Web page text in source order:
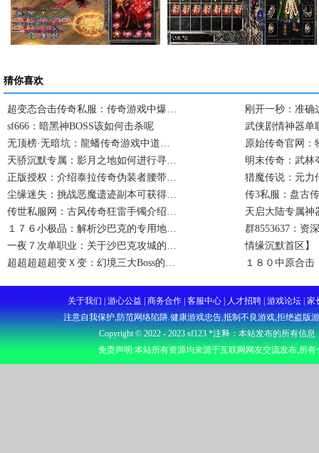
猜你喜欢
超变态合击传奇私服：传奇游戏中爆…
刚开一秒：准
sf666：暗黑神BOSS该如何击杀呢
武侠剧情神器
无顶榜·无暗坑：龍蟠传奇游戏中道…
原始传奇官网
天骄沉默专属：影月之地如何进行寻…
明末传奇：武
正版授权：介绍泰拉传奇伪装者腰带…
猎魔传说：元
尘缘迷失：挑战恶魔遗迹副本可获得…
传3私服：盘古
传世私服网：古风传奇狂雷手镯介绍…
天启大陆专属
１７６小极品：解析沙巴克的专用地…
群8553637：资
一夜７次单职业：关于沙巴克攻城的…
情缘沉默首区
超超超超超变Ｘ变：幻境三大Boss的…
１８０中原合
关于我们 | 游心公益 | 商务合作 | 客服中心 | 人才招聘 | 游戏论坛 |
注意自我保护,防范网络陷阱.健康游戏忠告,抵制不良游戏,拒绝盗版
Copyright © 2022 - 2023sf123*注释：本站发布的所有信息
免责声明:本站所有资源均来源于互联网网友交流发布,所